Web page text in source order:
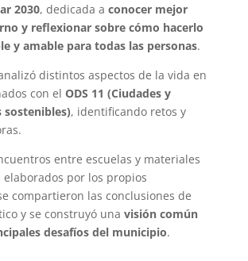
2030, dedicada a conocer mejor
y reflexionar sobre cómo hacerlo
y amable para todas las personas.
distintos aspectos de la vida en
con el ODS 11 (Ciudades y
sostenibles), identificando retos y
entre escuelas y materiales
por los propios
compartieron las conclusiones de
y se construyó una visión común
desafíos del municipio.